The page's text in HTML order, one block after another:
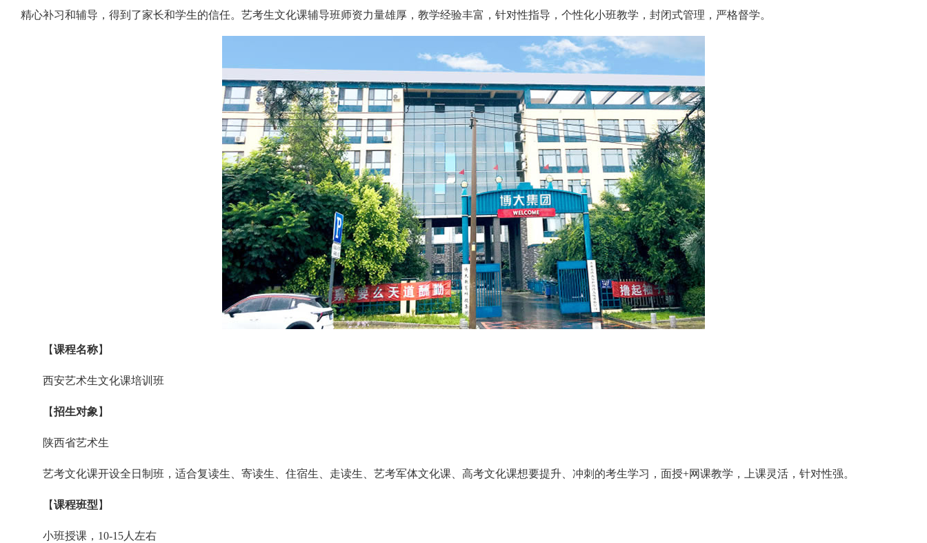
精心补习和辅导，得到了家长和学生的信任。艺考生文化课辅导班师资力量雄厚，教学经验丰富，针对性指导，个性化小班教学，封闭式管理，严格督学。
【课程名称】
西安艺术生文化课培训班
【招生对象 】
陕西省艺术生
艺考文化课开设全日制班，适合复读生、寄读生、住宿生、走读生、艺考军体文化课、高考文化课想要提升、冲刺的考生学习，面授+网课教学，上课灵活，针对性强。
【课程班型 】
小班授课，10-15人左右